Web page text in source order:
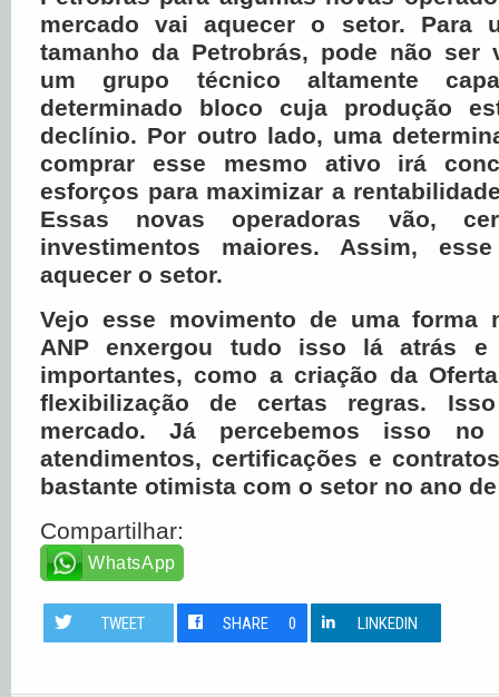
mercado vai aquecer o setor. Para
tamanho da Petrobrás, pode não ser
um grupo técnico altamente
determinado bloco cuja produção
declínio. Por outro lado, uma
comprar esse mesmo ativo irá
esforços para maximizar a
Essas novas operadoras vão,
investimentos maiores. Assim,
aquecer o setor.
Vejo esse movimento de uma forma
ANP enxergou tudo isso lá atrás e
importantes, como a criação da
flexibilização de certas regras.
mercado. Já percebemos isso
atendimentos, certificações e
bastante otimista com o setor no ano de
Compartilhar:
WhatsApp
TWEET SHARE 0 LINKEDIN